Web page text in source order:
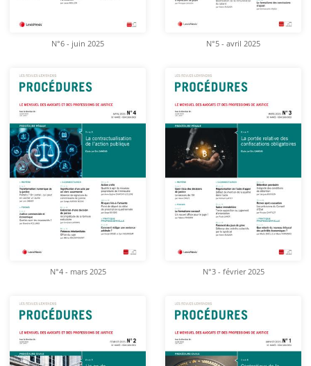
N°6 - juin 2025 N°5 - avril 2025
N°4 - mars 2025 N°3 - février 2025